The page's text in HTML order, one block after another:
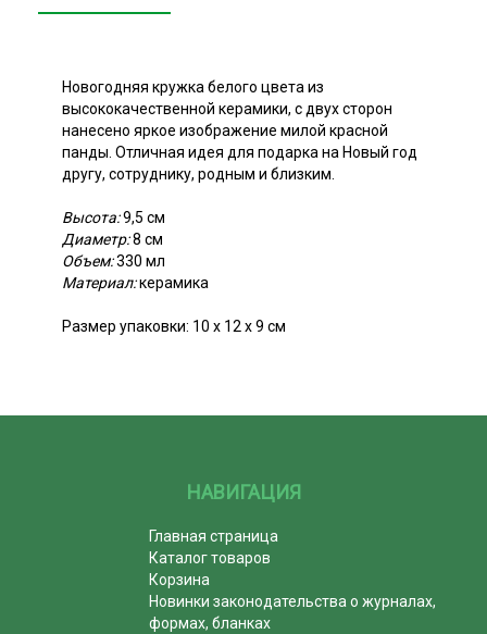
Новогодняя кружка белого цвета из
высококачественной керамики, с двух сторон
нанесено яркое изображение милой красной
панды. Отличная идея для подарка на Новый год
другу, сотруднику, родным и близким.
Высота:9,5 см
Диаметр:8 см
Объем:330 мл
Материал:керамика
Размер упаковки: 10 x 12 х 9 см
НАВИГАЦИЯ
Главная страница
Каталог товаров
Корзина
Новинки законодательства о журналах,
формах, бланках